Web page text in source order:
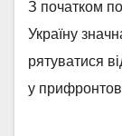
З початком
Україну
рятуватися
у